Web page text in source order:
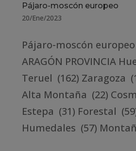
Pájaro-moscón europeo
20/Ene/2023
Pájaro-moscón europeo
ARAGÓN PROVINCIA
Teruel (162) Zaragoza
Alta Montaña (22)
Estepa (31) Forestal
Humedales (57)